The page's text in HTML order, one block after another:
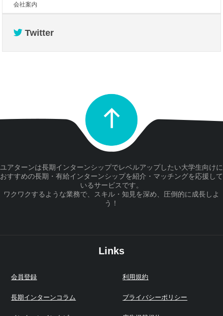
会社案内
Twitter
ユアターンは長期インターンシップでレベルアップしたい大学生向けに
おすすめの長期・有給インターンシップを紹介・マッチングを応援して
いるサービスです。
ワクワクするような業務で、スキル・知見を深め、圧倒的に成長しよ
う！
Links
会員登録
長期インターンコラム
利用規約
プライバシーポリシー